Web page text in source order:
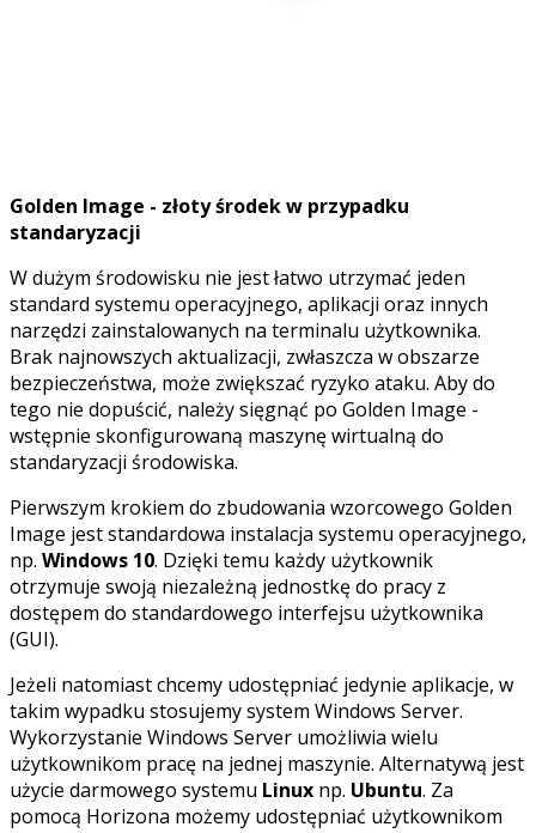
Golden Image - złoty środek w przypadku
standaryzacji
W dużym środowisku nie jest łatwo utrzymać jeden
standard systemu operacyjnego, aplikacji oraz innych
narzędzi zainstalowanych na terminalu użytkownika.
Brak najnowszych aktualizacji, zwłaszcza w obszarze
bezpieczeństwa, może zwiększać ryzyko ataku. Aby do
tego nie dopuścić, należy sięgnąć po Golden Image -
wstępnie skonfigurowaną maszynę wirtualną do
standaryzacji środowiska.
Pierwszym krokiem do zbudowania wzorcowego Golden
Image jest standardowa instalacja systemu operacyjnego,
np. Windows 10. Dzięki temu każdy użytkownik
otrzymuje swoją niezależną jednostkę do pracy z
dostępem do standardowego interfejsu użytkownika
(GUI).
Jeżeli natomiast chcemy udostępniać jedynie aplikacje, w
takim wypadku stosujemy system Windows Server.
Wykorzystanie Windows Server umożliwia wielu
użytkownikom pracę na jednej maszynie. Alternatywą jest
użycie darmowego systemu Linux np. Ubuntu. Za
pomocą Horizona możemy udostępniać użytkownikom